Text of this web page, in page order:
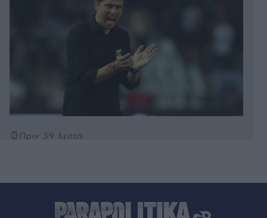
Πριν 39 λεπτά
Γαλλία: Απάντησε η πρόεδρος των Οικολόγων